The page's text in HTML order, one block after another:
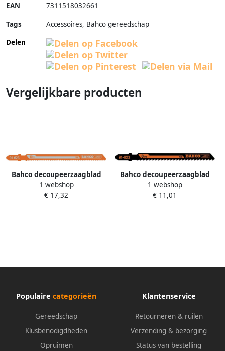
EAN 7311518032661
Tags
Accessoires, Bahco gereedschap
Delen
Vergelijkbare producten
Bahco decoupeerzaagblad
euro-schacht 5p | 91-4PWM-
5P
1 webshop
€ 17,32
Bahco decoupeerzaagblad
euro-schacht | 91-027-5P
1 webshop
€ 11,01
Populaire categorieën
Gereedschap
Klusbenodigdheden
Opruimen
Klantenservice
Retourneren & ruilen
Verzending & bezorging
Status van bestelling